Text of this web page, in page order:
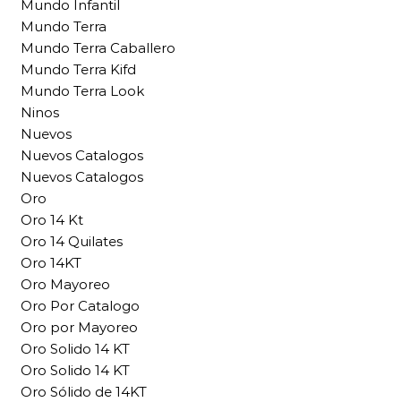
Mundo Infantil
Mundo Terra
Mundo Terra Caballero
Mundo Terra Kifd
Mundo Terra Look
Ninos
Nuevos
Nuevos Catalogos
Nuevos Catalogos
Oro
Oro 14 Kt
Oro 14 Quilates
Oro 14KT
Oro Mayoreo
Oro Por Catalogo
Oro por Mayoreo
Oro Solido 14 KT
Oro Solido 14 KT
Oro Sólido de 14KT